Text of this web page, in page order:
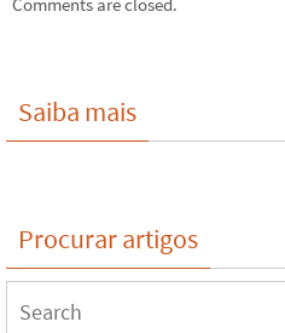
Saiba mais
Procurar artigos